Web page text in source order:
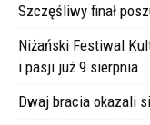
Szczęśliwy finał
Niżański Festiwal
i pasji już 9 sierpnia
Dwaj bracia okazali